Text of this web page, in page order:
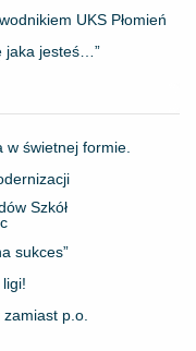
UKS Płomień
jaka jesteś…”
świetnej formie.
Szkół
sukces”
p.o.